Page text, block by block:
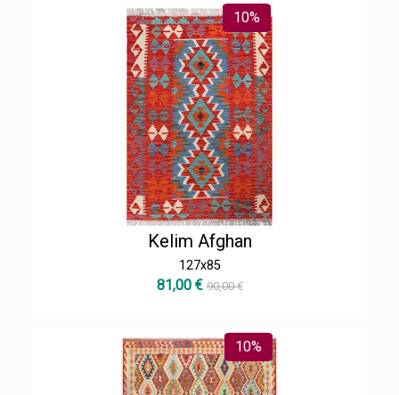
10%
Kelim Afghan
127x85
81,00 € 90,00 €
10%